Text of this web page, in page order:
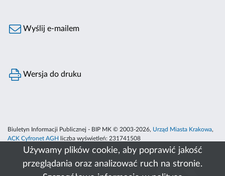
Używamy plików cookie, aby poprawić jakość
przeglądania oraz analizować ruch na stronie.
Wyślij e-mailem
Wersja do druku
Biuletyn Informacji Publicznej - BIP MK © 2003-2026, Urząd Miasta Krakowa,
ACK Cyfronet AGH
liczba wyświetleń: 231741508